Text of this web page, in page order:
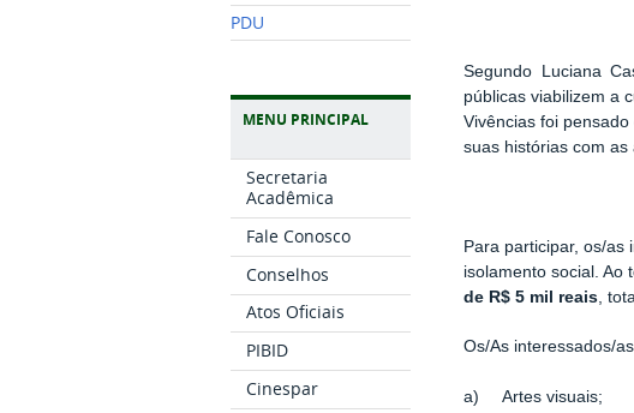
PDU
MENU PRINCIPAL
Secretaria
Acadêmica
Fale Conosco
Conselhos
Atos Oficiais
PIBID
Cinespar
Segundo Luciana
públicas viabilizem a
Vivências foi
suas histórias com as
Para participar, os/
isolamento social. Ao
de R$ 5 mil reais ,
Os/As interessados/
a) Artes visuais;